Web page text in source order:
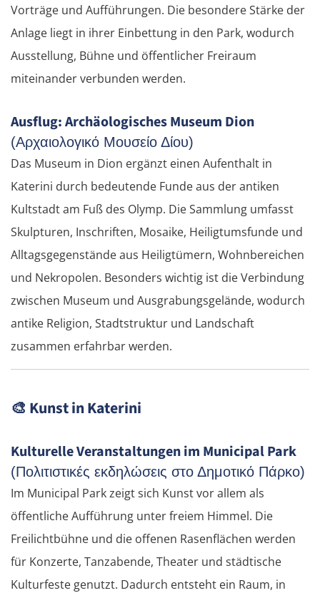
Vorträge und Aufführungen. Die besondere Stärke der
Anlage liegt in ihrer Einbettung in den Park, wodurch
Ausstellung, Bühne und öffentlicher Freiraum
miteinander verbunden werden.
Ausflug: Archäologisches Museum Dion
(Αρχαιολογικό Μουσείο Δίου)
Das Museum in Dion ergänzt einen Aufenthalt in
Katerini durch bedeutende Funde aus der antiken
Kultstadt am Fuß des Olymp. Die Sammlung umfasst
Skulpturen, Inschriften, Mosaike, Heiligtumsfunde und
Alltagsgegenstände aus Heiligtümern, Wohnbereichen
und Nekropolen. Besonders wichtig ist die Verbindung
zwischen Museum und Ausgrabungsgelände, wodurch
antike Religion, Stadtstruktur und Landschaft
zusammen erfahrbar werden.
🎨 Kunst in Katerini
Kulturelle Veranstaltungen im Municipal Park
(Πολιτιστικές εκδηλώσεις στο Δημοτικό Πάρκο)
Im Municipal Park zeigt sich Kunst vor allem als
öffentliche Aufführung unter freiem Himmel. Die
Freilichtbühne und die offenen Rasenflächen werden
für Konzerte, Tanzabende, Theater und städtische
Kulturfeste genutzt. Dadurch entsteht ein Raum, in